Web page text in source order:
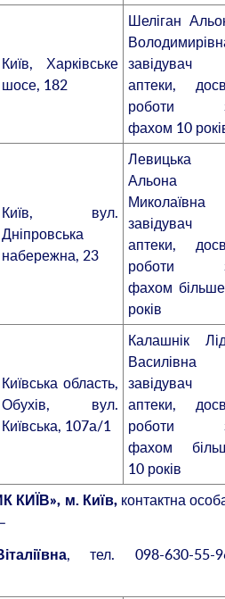
Київ, Харківське
шосе, 182
Шеліган
завідувач
аптеки,
роботи
фахом 10
Київ, вул.
Дніпровська
набережна, 23
Левицька
Альона
Миколаївна
завідувач
аптеки,
роботи
фахом
років
Київська область,
Обухів, вул.
Київська, 107а/1
Калашнік
Василівна
завідувач
аптеки,
роботи
фахом
10 років
м. Київ, контактна
, тел. 098-630-55-